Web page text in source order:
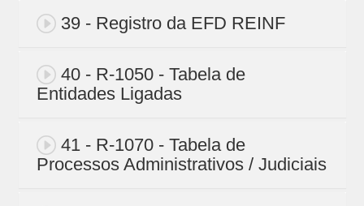
39 - Registro da EFD REINF
40 - R-1050 - Tabela de
Entidades Ligadas
41 - R-1070 - Tabela de
Processos Administrativos / Judiciais